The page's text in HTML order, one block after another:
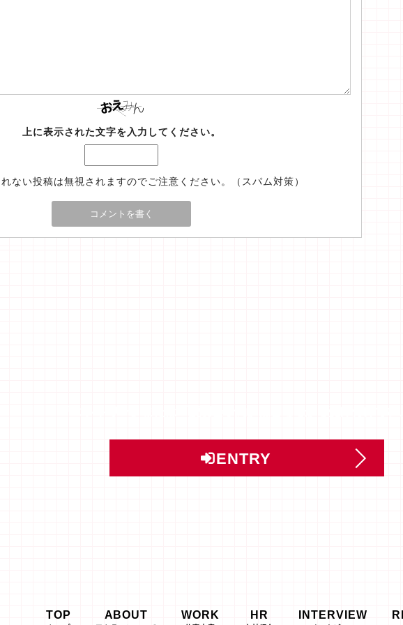
上に表示された文字を入力してください。
ない投稿は無視されますのでご注意ください。（スパム対策）
ENTRY
TOP ABOUT WORK HR INTERVIEW